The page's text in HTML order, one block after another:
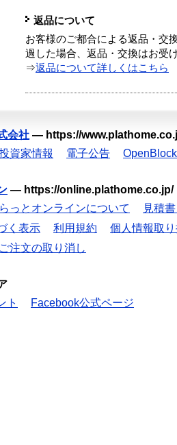
返品について
お客様のご都合による返品・交
過した場合、返品・交換はお受
⇒返品について詳しくはこちら
会社 — https://
資家情報 電子公告
— https://online.plathome.co.jp/
っとオンラインについて 見積
く表示
利用規約 個人情報取
ご注文の取り消し
ト
Facebook公式ページ